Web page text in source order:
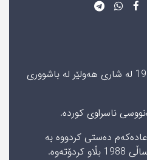
زیاد ئەسعەد لەدایکبووی 1966 لە شاری هەولێر له‌ باشووری‌
ناسراوی کوردە.
دوعادەکەم دەستی کردووە بە